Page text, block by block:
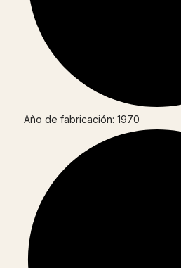
Año de fabricación: 1970